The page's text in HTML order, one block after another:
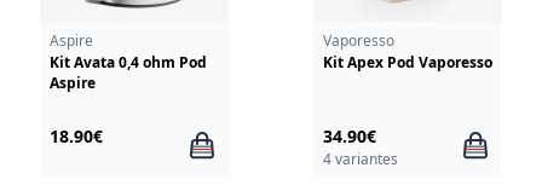
Aspire
Kit Avata 0,4 ohm Pod
Aspire
18.90€
Vaporesso
Kit Apex Pod Vaporesso
34.90€
4 variantes